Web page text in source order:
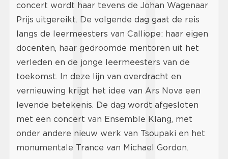
concert wordt haar tevens de Johan Wagenaar
Prijs uitgereikt. De volgende dag gaat de reis
langs de leermeesters van Calliope: haar eigen
docenten, haar gedroomde mentoren uit het
verleden en de jonge leermeesters van de
toekomst. In deze lijn van overdracht en
vernieuwing krijgt het idee van Ars Nova een
levende betekenis. De dag wordt afgesloten
met een concert van Ensemble Klang, met
onder andere nieuw werk van Tsoupaki en het
monumentale Trance van Michael Gordon.